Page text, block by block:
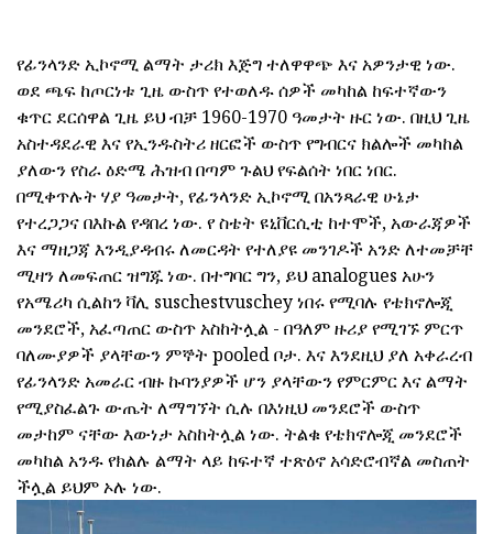
የፊንላንድ ኢኮኖሚ ልማት ታሪክ እጅግ ተለዋዋጭ እና አዎንታዊ ነው.
ወደ ጫፍ ከጦርነቱ ጊዜ ውስጥ የተወለዱ ሰዎች መካከል ከፍተኛውን
ቁጥር ደርሰዋል ጊዜ ይህ ብቻ 1960-1970 ዓመታት ዙር ነው. በዚህ ጊዜ
አስተዳደራዊ እና የኢንዱስትሪ ዘርፎች ውስጥ የግብርና ክልሎች መካከል
ያለውን የስራ ዕድሜ ሕዝብ በጣም ጉልህ የፍልሰት ነበር ነበር.
በሚቀጥሉት ሃያ ዓመታት, የፊንላንድ ኢኮኖሚ በአንጻራዊ ሁኔታ
የተረጋጋና በእኩል የዳበረ ነው. የ ስቴት ዩኒቨርሲቲ ከተሞች, አውራጃዎች
እና ማዘጋጃ እንዲያዳብሩ ለመርዳት የተለያዩ መንገዶች አንድ ለተመቻቸ
ሚዛን ለመፍጠር ዝግጁ ነው. በተግባር ግን, ይህ analogues አሁን
የአሜሪካ ሲልከን ቫሊ suschestvuschey ነበሩ የሚባሉ የቴክኖሎጂ
መንደሮች, አፈጣጠር ውስጥ አስከትሏል - በዓለም ዙሪያ የሚገኙ ምርጥ
ባለሙያዎች ያላቸውን ምኞት pooled ቦታ. እና እንደዚህ ያለ አቀራረብ
የፊንላንድ አመራር ብዙ ኩባንያዎች ሆን ያላቸውን የምርምር እና ልማት
የሚያስፈልጉ ውጤት ለማግኘት ሲሉ በእነዚህ መንደሮች ውስጥ
መታከም ናቸው እውነታ አስከትሏል ነው. ትልቁ የቴክኖሎጂ መንደሮች
መካከል አንዱ የክልሉ ልማት ላይ ከፍተኛ ተጽዕኖ አሳድሮብኛል መስጠት
ችሏል ይህም ኦሉ ነው.